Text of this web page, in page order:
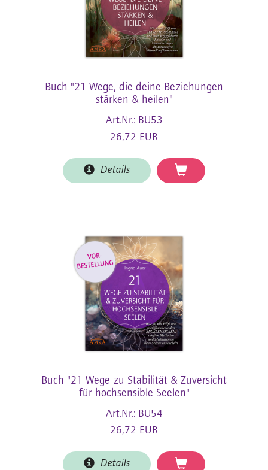
Buch "21 Wege, die deine Beziehungen
stärken & heilen"
Art.Nr.: BU53
26,72 EUR
Details
Buch "21 Wege zu Stabilität & Zuversicht
für hochsensible Seelen"
Art.Nr.: BU54
26,72 EUR
Details